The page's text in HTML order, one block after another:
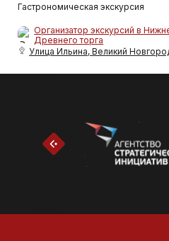
Гастрономическая экскурсия
Организатор экскурсий в
Древнего торга
Улица Ильина, Великий